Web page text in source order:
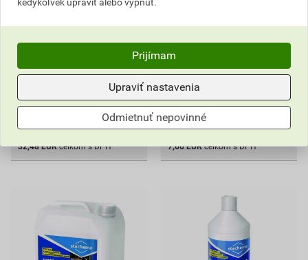
32,48EUR
cena za ks s DPH
Vyberte si predajňu
ks
32,48 EUR celkom s DPH
cena za ks s DPH
Vyberte si predajňu
Na sklade v (1) predajniach
Do košíka
7,66 EUR celkom s DPH
Prijímam
Upraviť nastavenia
Odmietnuť nepovinné